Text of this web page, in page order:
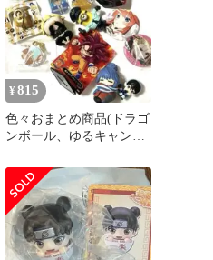
¥ 815
色々おまとめ商品(ドラゴ
ンボール、ゆるキャン、